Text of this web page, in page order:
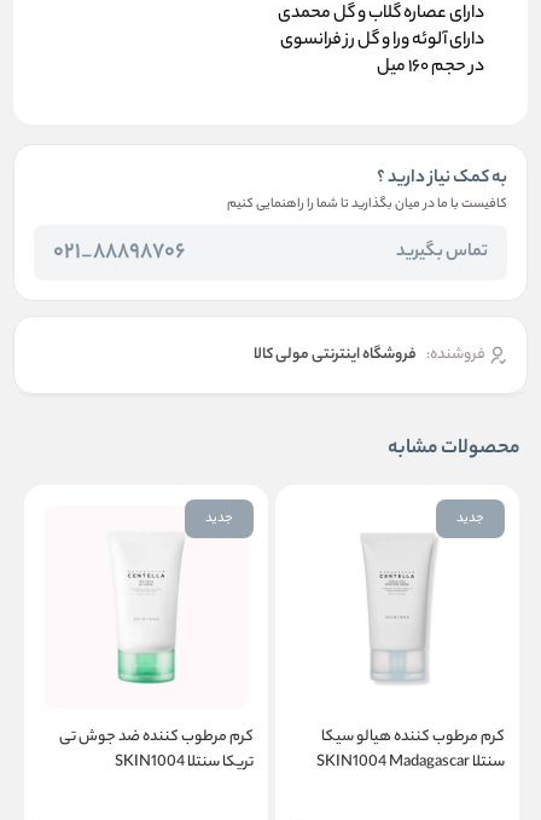
دارای عصاره گلاب و گل محمدی
دارای آلوئه ورا و گل رز فرانسوی
در حجم 160 میل
به کمک نیاز دارید ؟
کافیست با ما در میان بگذارید تا شما را راهنمایی کنیم
تماس بگیرید 88898706_021
فروشنده: فروشگاه اینترنتی مولی کالا
محصولات مشابه
جدید
کرم مرطوب کننده هیالو سیکا
سنتلا SKIN1004 Madagascar
جدید
کرم مرطوب کننده ضد جوش تی
تریکا سنتلا SKIN1004